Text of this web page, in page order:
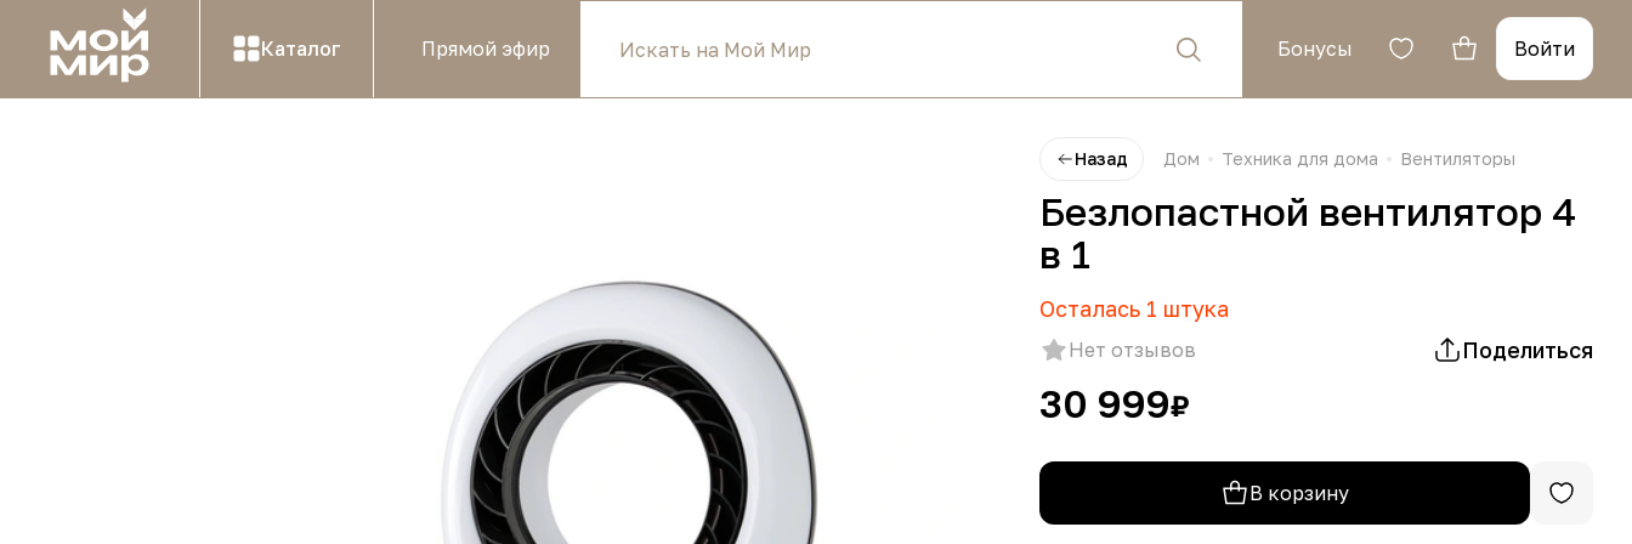
Каталог Прямой эфир Бонусы Войти
Назад Дом Техника для дома Вентиляторы
Безлопастной вентилятор 4
в 1
Осталась 1 штука
Нет отзывов Поделиться
30 999₽
В корзину